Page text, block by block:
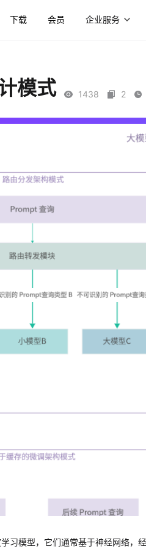
下载 会员 企业服务
模式 1438 2
习模型，它们通常基于神经网络，